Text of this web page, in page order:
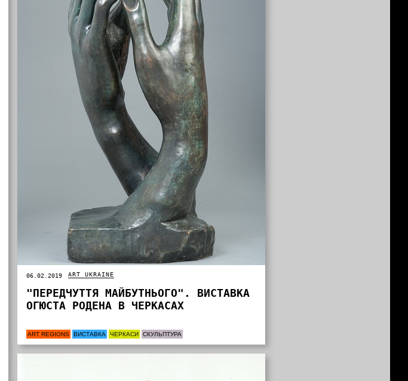
06.02.2019 ART UKRAINE
"ПЕРЕДЧУТТЯ МАЙБУТНЬОГО". ВИСТАВКА
ОГЮСТА РОДЕНА В ЧЕРКАСАХ
ART REGIONS ВИСТАВКА ЧЕРКАСИ СКУЛЬПТУРА